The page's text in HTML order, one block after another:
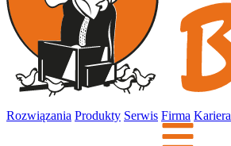
Rozwiązania Produkty Serwis Firma Kariera